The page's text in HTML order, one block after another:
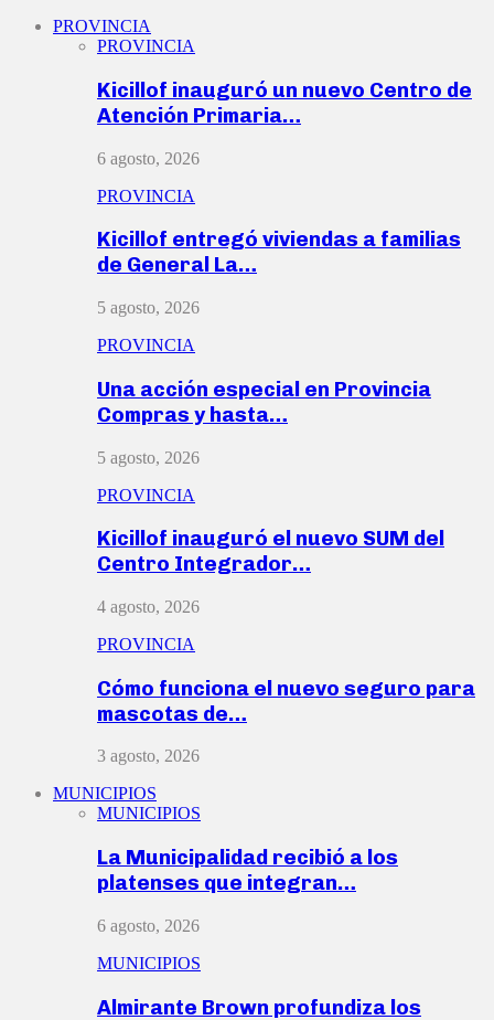
PROVINCIA
PROVINCIA
Kicillof inauguró un nuevo Centro de
Atención Primaria…
6 agosto, 2026
PROVINCIA
Kicillof entregó viviendas a familias
de General La…
5 agosto, 2026
PROVINCIA
Una acción especial en Provincia
Compras y hasta…
5 agosto, 2026
PROVINCIA
Kicillof inauguró el nuevo SUM del
Centro Integrador…
4 agosto, 2026
PROVINCIA
Cómo funciona el nuevo seguro para
mascotas de…
3 agosto, 2026
MUNICIPIOS
MUNICIPIOS
La Municipalidad recibió a los
platenses que integran…
6 agosto, 2026
MUNICIPIOS
Almirante Brown profundiza los